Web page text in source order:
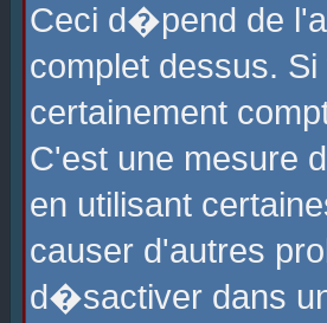
Ceci d�pend de
complet dessus.
certainement
C'est une mesure
en utilisant
causer d'autres
d�sactiver dans